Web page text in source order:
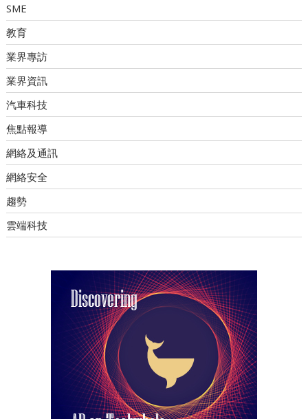
SME
教育
業界專訪
業界資訊
汽車科技
焦點報導
網絡及通訊
網絡安全
趨勢
雲端科技